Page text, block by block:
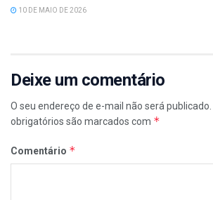
10 DE MAIO DE 2026
Deixe um comentário
O seu endereço de e-mail não será publicado.
obrigatórios são marcados com *
Comentário *